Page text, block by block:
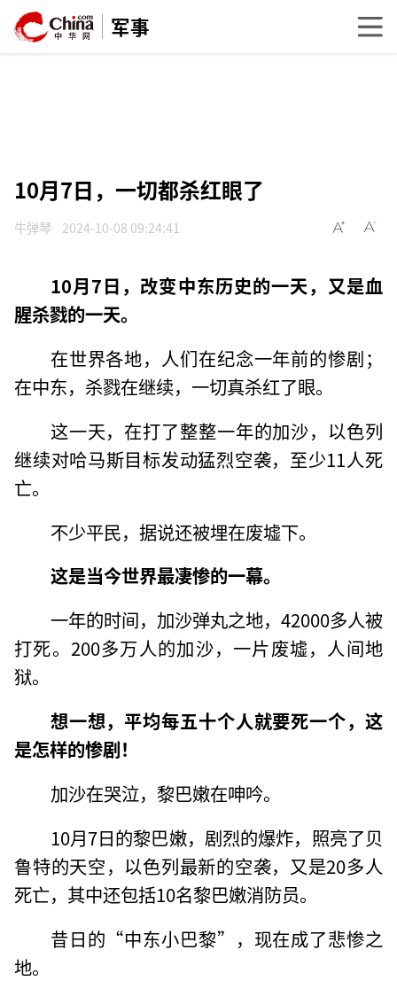
军事
10月7日，一切都杀红眼了
牛弹琴 2024-10-08 09:24:41
10月7日，改变中东历史的一天，又是血
腥杀戮的一天。
在世界各地，人们在纪念一年前的惨剧；
在中东，杀戮在继续，一切真杀红了眼。
这一天，在打了整整一年的加沙，以色列
继续对哈马斯目标发动猛烈空袭，至少11人死
亡。
不少平民，据说还被埋在废墟下。
这是当今世界最凄惨的一幕。
一年的时间，加沙弹丸之地，42000多人被
打死。200多万人的加沙，一片废墟，人间地
狱。
想一想，平均每五十个人就要死一个，这
是怎样的惨剧！
加沙在哭泣，黎巴嫩在呻吟。
10月7日的黎巴嫩，剧烈的爆炸，照亮了贝
鲁特的天空，以色列最新的空袭，又是20多人
死亡，其中还包括10名黎巴嫩消防员。
昔日的“中东小巴黎”，现在成了悲惨之
地。